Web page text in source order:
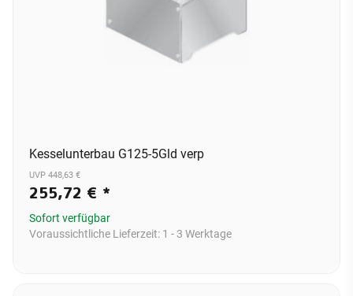
Kesselunterbau G125-5Gld verp
UVP 448,63 €
255,72 € *
Sofort verfügbar
Voraussichtliche Lieferzeit: 1 - 3 Werktage